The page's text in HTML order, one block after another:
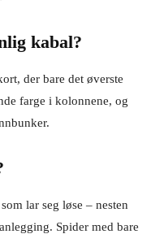
kabal?
der bare det øverste
farge i kolonnene, og
lar seg løse – nesten
Spider med bare